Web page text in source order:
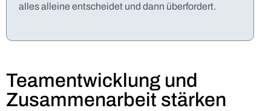
alles alleine entscheidet und dann überfordert.
Teamentwicklung und
Zusammenarbeit stärken